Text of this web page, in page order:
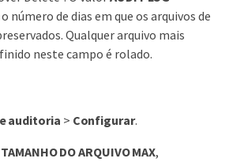
número de dias em que os arquivos de
Qualquer arquivo mais
neste campo é rolado.
auditoria > Configurar.
TAMANHO DO ARQUIVO MAX,